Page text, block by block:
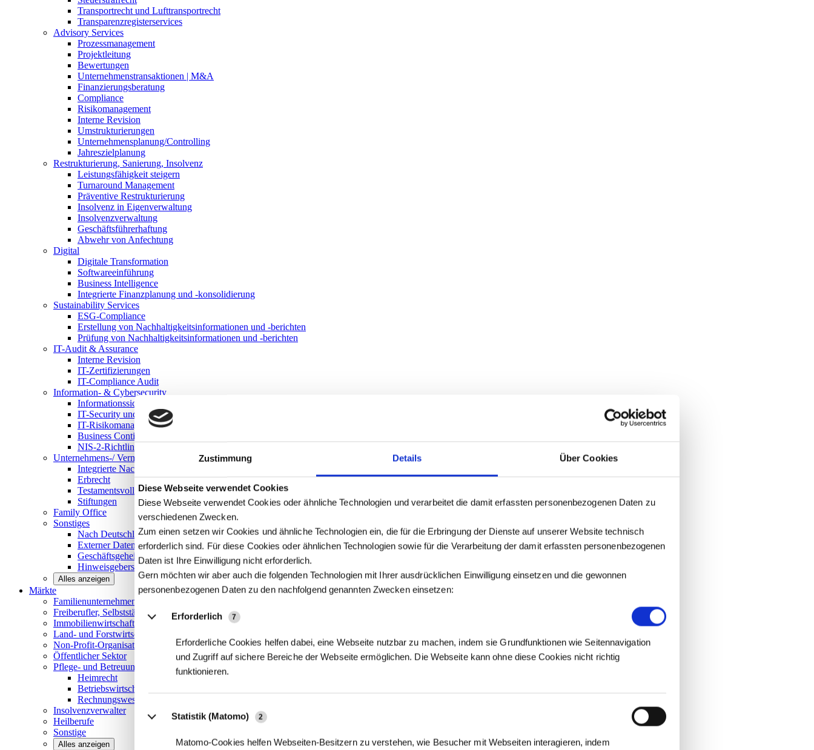
Zustimmung Details Über Cookies
Details
Diese Webseite verwendet Cookies
Diese Webseite verwendet Cookies oder ähnliche Technologien und verarbeitet die damit erfassten personenbezogenen Daten zu
verschiedenen Zwecken.
Zum einen setzen wir Cookies und ähnliche Technologien ein, die für die Erbringung der Dienste auf unserer Website technisch
erforderlich sind. Für diese Cookies oder ähnlichen Technologien sowie für die Verarbeitung der damit erfassten personenbezogenen
Daten ist Ihre Einwilligung nicht erforderlich.
Gern möchten wir aber auch die folgenden Technologien mit Ihrer ausdrücklichen Einwilligung einsetzen und die gewonnen
personenbezogenen Daten zu den nachfolgend genannten Zwecken einsetzen:
Erforderlich 7
Erforderliche Cookies helfen dabei, eine Webseite nutzbar zu machen, indem sie Grundfunktionen wie Seitennavigation
und Zugriff auf sichere Bereiche der Webseite ermöglichen. Die Webseite kann ohne diese Cookies nicht richtig
funktionieren.
Statistik (Matomo) 2
Matomo-Cookies helfen Webseiten-Besitzern zu verstehen, wie Besucher mit Webseiten interagieren, indem
Transportrecht und Lufttransportrecht
Transparenzregisterservices
Advisory Services
Prozessmanagement
Projektleitung
Bewertungen
Unternehmenstransaktionen | M&A
Finanzierungsberatung
Compliance
Risikomanagement
Interne Revision
Umstrukturierungen
Unternehmensplanung/Controlling
Jahreszielplanung
Restrukturierung, Sanierung, Insolvenz
Leistungsfähigkeit steigern
Turnaround Management
Präventive Restrukturierung
Insolvenz in Eigenverwaltung
Insolvenzverwaltung
Geschäftsführerhaftung
Abwehr von Anfechtung
Digital
Digitale Transformation
Softwareeinführung
Business Intelligence
Integrierte Finanzplanung und -konsolidierung
Sustainability Services
ESG-Compliance
Erstellung von Nachhaltigkeitsinformationen und -berichten
Prüfung von Nachhaltigkeitsinformationen und -berichten
IT-Audit & Assurance
Interne Revision
IT-Zertifizierungen
IT-Compliance Audit
Information- & Cybersecurity
Informationssicherheitsmanagementsystem
IT-Security und Cybersecurity
IT-Risikomanagement
Business Continuity Management
NIS-2-Richtlinie
Unternehmens-/Vermögensnachfolge
Integrierte Nachfolge- und Vermögensberatung
Erbrecht
Testamentsvollstreckung
Stiftungen
Family Office
Sonstiges
Nach Deutschland expandieren
Externer Datenschutzbeauftragter
Geschäftsgeheimnisgesetz
Hinweisgeberschutz in Unternehmen
Alles anzeigen
Märkte
Familienunternehmen und
Freiberufler, Selbstständige undPrivatpersonen
Immobilienwirtschaft
Land- und Forstwirtschaft
Non-Profit-Organisationen
Öffentlicher Sektor
Pflege- und Betreuungseinrichtungen
Heimrecht
Betriebswirtschaftliche Beratung
Rechnungswesen/Controlling
Insolvenzverwalter
Heilberufe
Sonstige
Alles anzeigen